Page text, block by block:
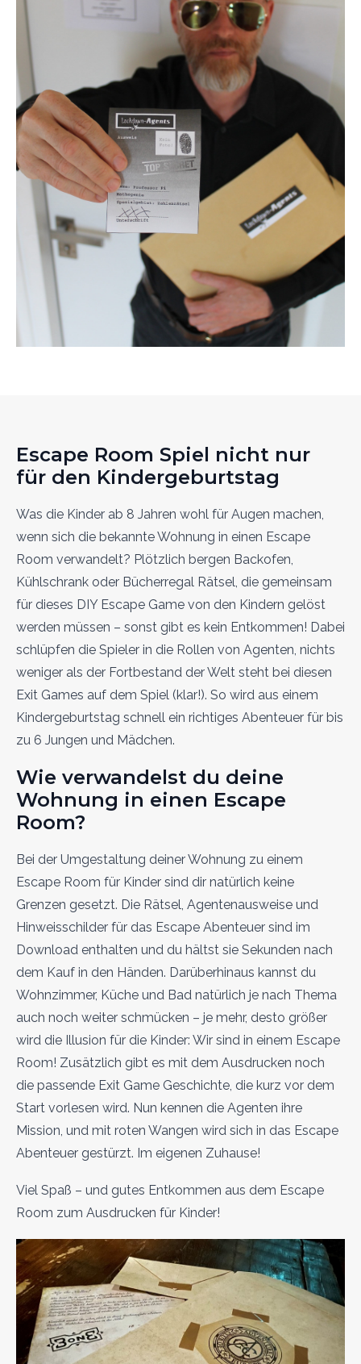
Escape Room Spiel nicht nur
für den Kindergeburtstag
Was die Kinder ab 8 Jahren wohl für Augen machen,
wenn sich die bekannte Wohnung in einen Escape
Room verwandelt? Plötzlich bergen Backofen,
Kühlschrank oder Bücherregal Rätsel, die gemeinsam
für dieses DIY Escape Game von den Kindern gelöst
werden müssen – sonst gibt es kein Entkommen! Dabei
schlüpfen die Spieler in die Rollen von Agenten, nichts
weniger als der Fortbestand der Welt steht bei diesen
Exit Games auf dem Spiel (klar!). So wird aus einem
Kindergeburtstag schnell ein richtiges Abenteuer für bis
zu 6 Jungen und Mädchen.
Wie verwandelst du deine
Wohnung in einen Escape
Room?
Bei der Umgestaltung deiner Wohnung zu einem
Escape Room für Kinder sind dir natürlich keine
Grenzen gesetzt. Die Rätsel, Agentenausweise und
Hinweisschilder für das Escape Abenteuer sind im
Download enthalten und du hältst sie Sekunden nach
dem Kauf in den Händen. Darüberhinaus kannst du
Wohnzimmer, Küche und Bad natürlich je nach Thema
auch noch weiter schmücken – je mehr, desto größer
wird die Illusion für die Kinder: Wir sind in einem Escape
Room! Zusätzlich gibt es mit dem Ausdrucken noch
die passende Exit Game Geschichte, die kurz vor dem
Start vorlesen wird. Nun kennen die Agenten ihre
Mission, und mit roten Wangen wird sich in das Escape
Abenteuer gestürzt. Im eigenen Zuhause!
Viel Spaß – und gutes Entkommen aus dem Escape
Room zum Ausdrucken für Kinder!